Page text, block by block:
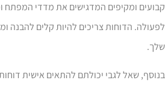
ומקיפים המדגישים את מדדי המפתח
הדוחות צריכים להיות קלים להבנה
שאל לגבי יכולתם להתאים אישית